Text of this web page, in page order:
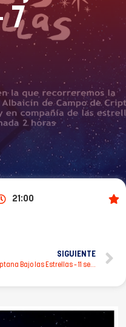
7
21:00
SIGUIENTE
Criptana Bajo las Estrellas – 11 septiembre